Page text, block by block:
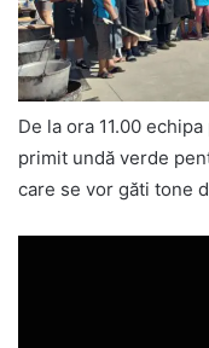
De la ora 11.00
primit undă verde
care se vor găti tone